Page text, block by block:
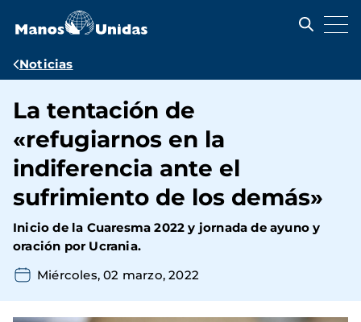
contenido
Ruta
navegación
Noticias
La tentación de
«refugiarnos en la
indiferencia ante el
sufrimiento de los demás»
Inicio de la Cuaresma 2022 y jornada de ayuno y
oración por Ucrania.
Miércoles, 02 marzo, 2022